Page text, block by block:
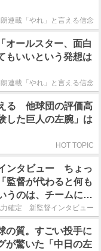
連載「やれ」と言える信念
オールスター、面白
もいいという発想は
連載「やれ」と言える信念
る 他球団の評価高
した巨人の左腕」は
HOT TOPIC
ンタビュー ちょっ
監督が代わると何も
うのは、チームにと
なんです」
確定 新監督インタビュー
の質。すごい投手に
が驚いた「中日の左